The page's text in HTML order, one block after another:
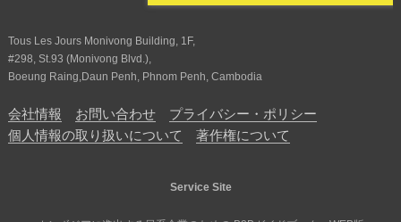
Tous Les Jours Monivong Building, 1F,
#298, St.93 (Monivong Blvd.),
Boeung Raing,Daun Penh, Phnom Penh, Cambodia
会社情報 お問い合わせ
プライバシー・ポリシー
個人情報の取り扱いについて
著作権について
Service Site